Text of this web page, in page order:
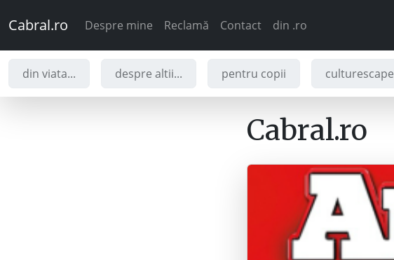
Cabral.ro Despre mine Reclamă Contact din .ro
din viata... despre altii... pentru copii culturescape
Cabral.ro